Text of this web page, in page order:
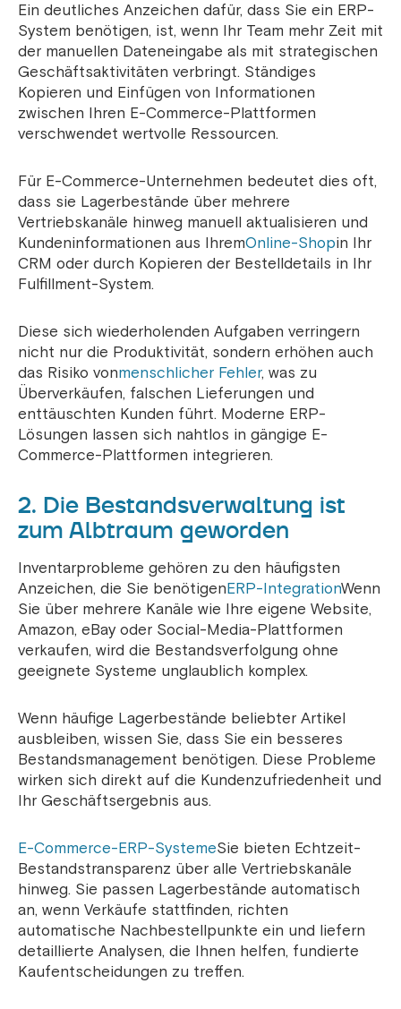
Ein deutliches Anzeichen dafür, dass Sie ein ERP-
System benötigen, ist, wenn Ihr Team mehr Zeit mit
der manuellen Dateneingabe als mit strategischen
Geschäftsaktivitäten verbringt. Ständiges
Kopieren und Einfügen von Informationen
zwischen Ihren E-Commerce-Plattformen
verschwendet wertvolle Ressourcen.
Für E-Commerce-Unternehmen bedeutet dies oft,
dass sie Lagerbestände über mehrere
Vertriebskanäle hinweg manuell aktualisieren und
Kundeninformationen aus IhremOnline-Shopin Ihr
CRM oder durch Kopieren der Bestelldetails in Ihr
Fulfillment-System.
Diese sich wiederholenden Aufgaben verringern
nicht nur die Produktivität, sondern erhöhen auch
das Risiko vonmenschlicher Fehler, was zu
Überverkäufen, falschen Lieferungen und
enttäuschten Kunden führt. Moderne ERP-
Lösungen lassen sich nahtlos in gängige E-
Commerce-Plattformen integrieren.
2. Die Bestandsverwaltung ist
zum Albtraum geworden
Inventarprobleme gehören zu den häufigsten
Anzeichen, die Sie benötigenERP-IntegrationWenn
Sie über mehrere Kanäle wie Ihre eigene Website,
Amazon, eBay oder Social-Media-Plattformen
verkaufen, wird die Bestandsverfolgung ohne
geeignete Systeme unglaublich komplex.
Wenn häufige Lagerbestände beliebter Artikel
ausbleiben, wissen Sie, dass Sie ein besseres
Bestandsmanagement benötigen. Diese Probleme
wirken sich direkt auf die Kundenzufriedenheit und
Ihr Geschäftsergebnis aus.
E-Commerce-ERP-SystemeSie bieten Echtzeit-
Bestandstransparenz über alle Vertriebskanäle
hinweg. Sie passen Lagerbestände automatisch
an, wenn Verkäufe stattfinden, richten
automatische Nachbestellpunkte ein und liefern
detaillierte Analysen, die Ihnen helfen, fundierte
Kaufentscheidungen zu treffen.